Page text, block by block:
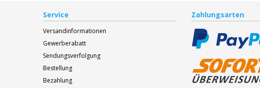
Service
Versandinformationen
Gewerberabatt
Sendungsverfolgung
Bestellung
Bezahlung
Zahlungsarten